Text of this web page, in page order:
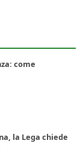
come
la Lega chiede